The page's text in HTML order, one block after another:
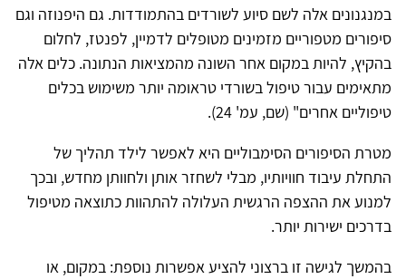
במנגנונים אלה לשם סיוע לשורדים בהתמודדות. גם היפנוזה וגם
סיפורים מטפוריים מזמינים מטופלים לדמיין, לפנטז, לחלום
בהקיץ, להיות במקום אחר השונה מהמציאות הנתונה. כלים אלה
מתאימים עבור טיפול בשורדי טראומה יותר משימוש בכלים
טיפוליים אחרים" (שם, עמ' 24).
מטרת הסיפורים הסימבוליים היא לאפשר לילד תהליך של
התחלת עיבוד חוויותיו, מבלי לשחזר אותן ולחוותן מחדש, ובכך
למנוע את ההצפה הרגשית העלולה להתהוות כתוצאה מטיפול
בדרכים ישירות יותר.
בהמשך לגישה זו ברצוני להציע אפשרות נוספת: במקום, או